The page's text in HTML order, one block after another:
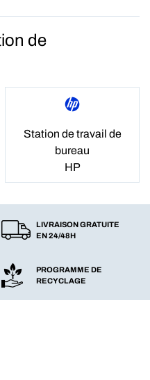
de
Station de travail de
bureau
HP
LIVRAISON GRATUITE
EN 24/48H
PROGRAMME DE
RECYCLAGE